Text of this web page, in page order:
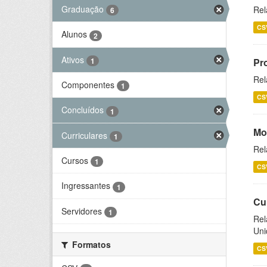
Graduação 6
Alunos 2
Ativos 1
Componentes 1
Concluídos 1
Curriculares 1
Cursos 1
Ingressantes 1
Servidores 1
Formatos